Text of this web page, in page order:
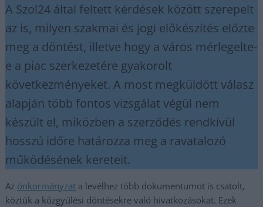
A Szol24 által feltett kérdések között szerepelt
az is, milyen szakmai és jogi előkészítés előzte
meg a döntést, illetve hogy a város mérlegelte-
e a piac szerkezetére gyakorolt
következményeket. A most megküldött válasz
alapján több fontos vizsgálat végül nem
készült el, miközben a szerződés rendkívül
hosszú időre határozza meg a ravatalozó
működésének kereteit.
Az önkormányzat a levélhez több dokumentumot is csatolt,
köztük a közgyűlési döntésekre való hivatkozásokat. Ezek